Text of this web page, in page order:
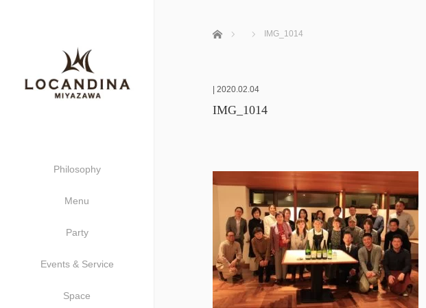
Philosophy
Menu
Party
Events & Service
Space
ホーム IMG_1014
2020.02.04
IMG_1014